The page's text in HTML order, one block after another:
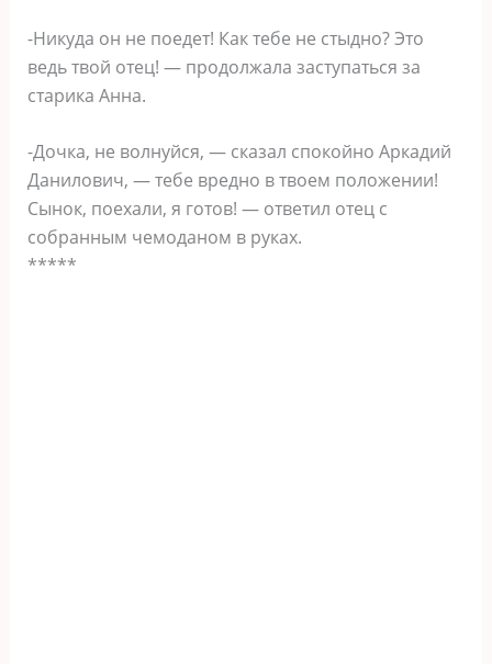
-Никуда он не поедет! Как тебе не стыдно? Это
ведь твой отец! — продолжала заступаться за
старика Анна.
-Дочка, не волнуйся, — сказал спокойно Аркадий
Данилович, — тебе вредно в твоем положении!
Сынок, поехали, я готов! — ответил отец с
собранным чемоданом в руках.
*****